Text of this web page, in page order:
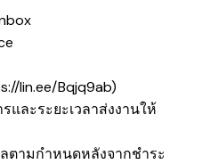
lin.ee/Bqjq9ab)
และระยะเวลาส่งงานให้
ตามกำหนดหลังจากชำระ